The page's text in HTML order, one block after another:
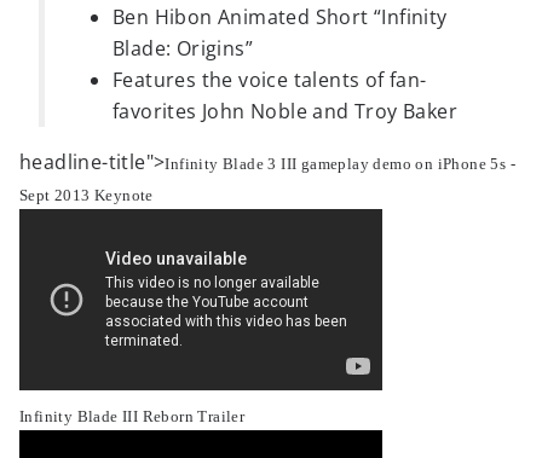
Ben Hibon Animated Short “Infinity
Blade: Origins”
Features the voice talents of fan-
favorites John Noble and Troy Baker
headline-title">Infinity Blade 3 III gameplay demo on iPhone 5s -
Sept 2013 Keynote
Infinity Blade III Reborn Trailer